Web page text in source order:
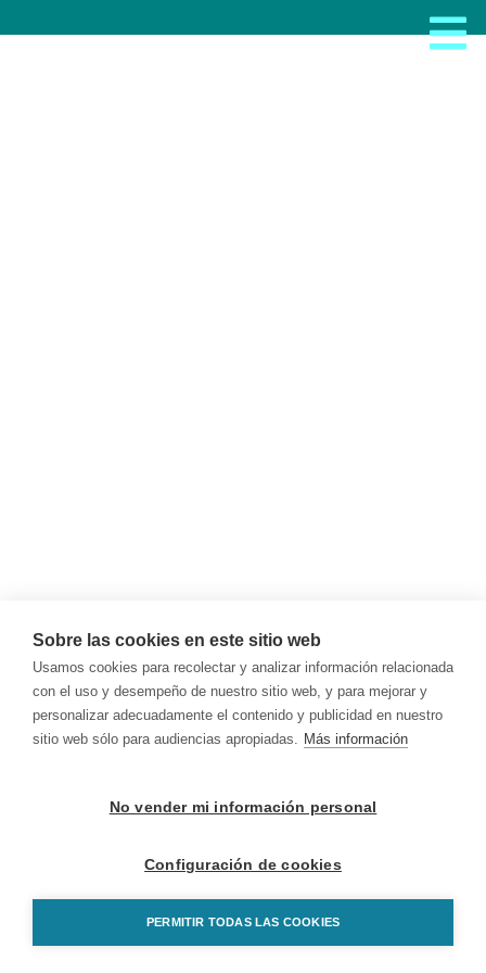
Sobre las cookies en este sitio web
Usamos cookies para recolectar y analizar información relacionada
con el uso y desempeño de nuestro sitio web, y para mejorar y
personalizar adecuadamente el contenido y publicidad en nuestro
sitio web sólo para audiencias apropiadas. Más información
No vender mi información personal
Configuración de cookies
PERMITIR TODAS LAS COOKIES